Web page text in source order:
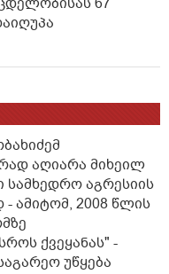
აღიარა მიხეილ
სამხედრო აგრესიის
- ამიტომ, 2008 წლის
ქვეყანას" -
უწყება